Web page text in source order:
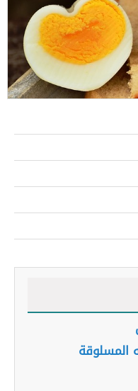
المسلوقة